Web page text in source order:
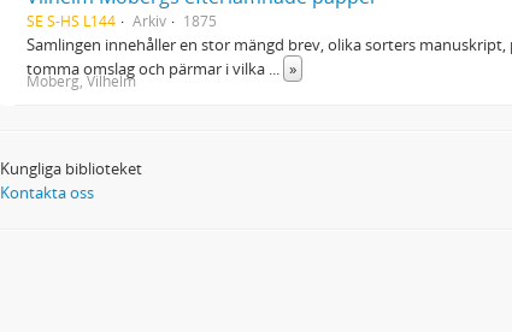
SE S-HS L144 Arkiv 1875
Samlingen innehåller en stor mängd brev, olika sorters
tomma omslag och pärmar i vilka ... »
Moberg, Vilhelm
Kungliga biblioteket
Kontakta oss